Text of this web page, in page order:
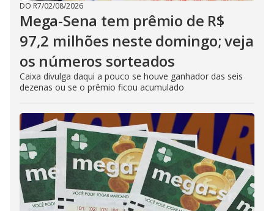
DO R7/02/08/2026
Mega-Sena tem prêmio de R$
97,2 milhões neste domingo; veja
os números sorteados
Caixa divulga daqui a pouco se houve ganhador das seis
dezenas ou se o prêmio ficou acumulado